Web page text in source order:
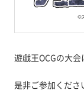
遊戯王OCGの大会
是非ご参加くださ